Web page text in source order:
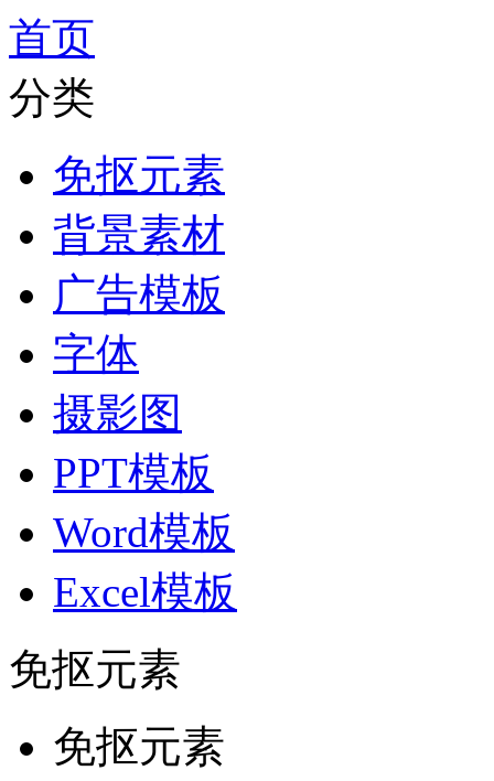
首页
分类
免抠元素
背景素材
广告模板
字体
摄影图
PPT模板
Word模板
Excel模板
免抠元素
免抠元素